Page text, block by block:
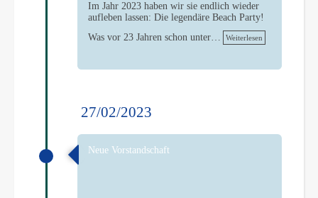
Im Jahr 2023 haben wir sie endlich wieder
aufleben lassen: Die legendäre Beach Party!
Was vor 23 Jahren schon unter…
Weiterlesen
27/02/2023
Neue Vorstandschaft